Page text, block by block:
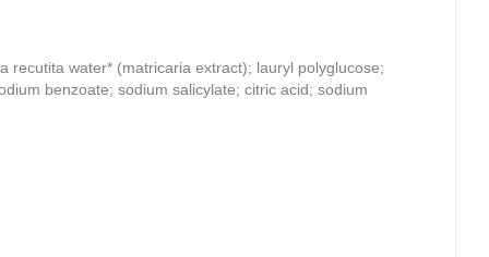
recutita water* (matricaria extract); lauryl polyglucose;
benzoate; sodium salicylate; citric acid; sodium